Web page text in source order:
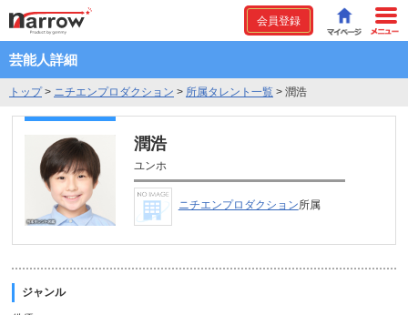
会員登録
芸能人詳細
トップ> ニチエンプロダクション > 所属タレント一覧 > 潤浩
潤浩
ユンホ
ニチエンプロダクション所属
ジャンル